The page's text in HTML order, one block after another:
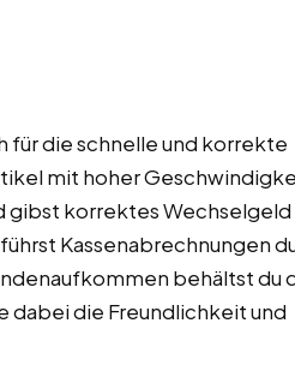
für die schnelle und korrekte
mit hoher
korrektes Wechselgeld
Kassenabrechnungen
behältst du
dabei die Freundlichkeit und